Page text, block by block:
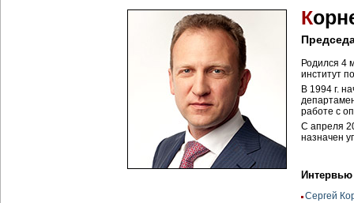
К
Родился 4
институт
В 1994 г.
работе с
С апреля
назначен
Интервью
Сергей